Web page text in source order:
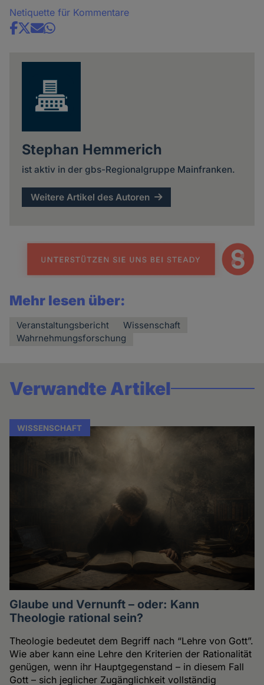
Netiquette für Kommentare
Share
Stephan Hemmerich
ist aktiv in der gbs-Regionalgruppe Mainfranken.
Weitere Artikel des Autoren
Mehr lesen über:
Veranstaltungsbericht
Wissenschaft
Wahrnehmungsforschung
Verwandte Artikel
WISSENSCHAFT
Glaube und Vernunft – oder: Kann
Theologie rational sein?
Theologie bedeutet dem Begriff nach “Lehre von Gott”.
Wie aber kann eine Lehre den Kriterien der Rationalität
genügen, wenn ihr Hauptgegenstand – in diesem Fall
Gott – sich jeglicher Zugänglichkeit vollständig